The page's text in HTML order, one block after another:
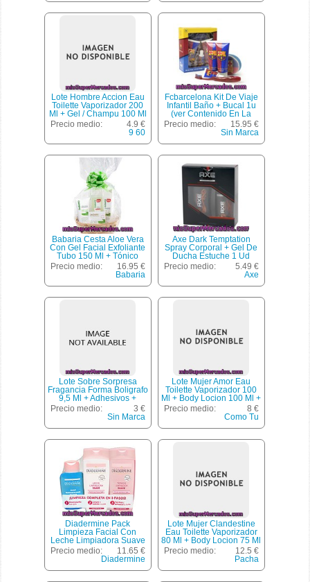
Lote Hombre Accion Eau
Toilette Vaporizador 200
Ml + Gel / Champu 100 Ml
+ Fijador 100 Ml +
Desodorante Spray 75 Ml
Precio medio:
4.9 €
9 60
Fcbarcelona Kit De Viaje
Infantil Baño + Bucal 1u
(ver Contenido En La
Descripción Ampliada)
Precio medio:
15.95 €
Sin Marca
Babaria Cesta Aloe Vera
Con Gel Facial Exfoliante
Tubo 150 Ml + Tónico
Facial + Leche Limpiadora
Frasco 300 Ml + Crema
50 Ml
Precio medio:
16.95 €
Babaria
Axe Dark Temptation
Spray Corporal + Gel De
Ducha Estuche 1 Ud
Precio medio:
5.49 €
Axe
Lote Sobre Sorpresa
Fragancia Forma Boligrafo
9,5 Ml + Adhesivos +
Marca Paginas, Minion, U
Precio medio:
3 €
Sin Marca
Lote Mujer Amor Eau
Toilette Vaporizador 100
Ml + Body Locion 100 Ml +
Desodorante 75 Ml + Gel
Baño 100 Ml *navidad*,
Precio medio:
8 €
Como Tu
Diadermine Pack
Limpieza Facial Con
Leche Limpiadora Suave
Con Activador Dermo
Lípido Frasco 200 Ml +
Frasco 200 Ml +
Precio medio:
11.65 €
Diadermine
Lote Mujer Clandestine
Eau Toilette Vaporizador
80 Ml + Body Locion 75 Ml
+ Gel Baño 75 Ml
*navidad*, Pacha Ibiza, U
Precio medio:
12.5 €
Pacha